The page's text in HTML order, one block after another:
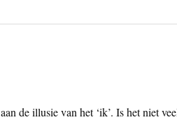
de illusie van het ‘ik’. Is het niet